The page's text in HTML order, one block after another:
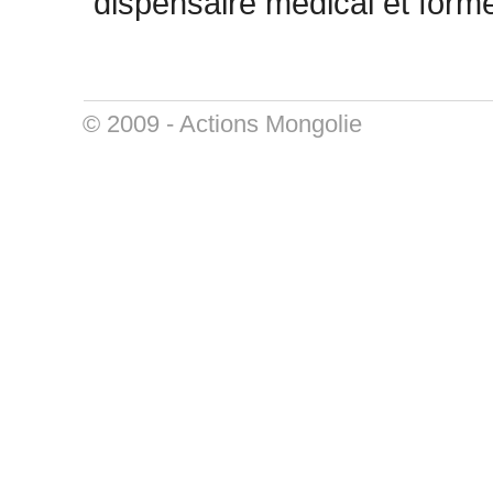
© 2009 -Actions Mongolie